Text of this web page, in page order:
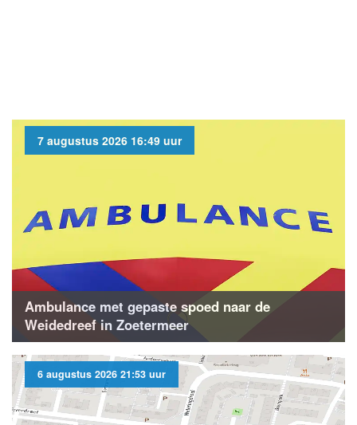
7 augustus 2026 16:49 uur
Ambulance met gepaste spoed naar de
Weidedreef in Zoetermeer
6 augustus 2026 21:53 uur